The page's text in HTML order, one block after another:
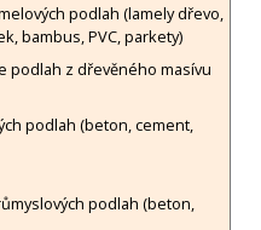
podlah (lamely dřevo,
bambus, PVC, parkety)
podlah z dřevěného masívu
podlah (beton, cement,
podlah (beton,